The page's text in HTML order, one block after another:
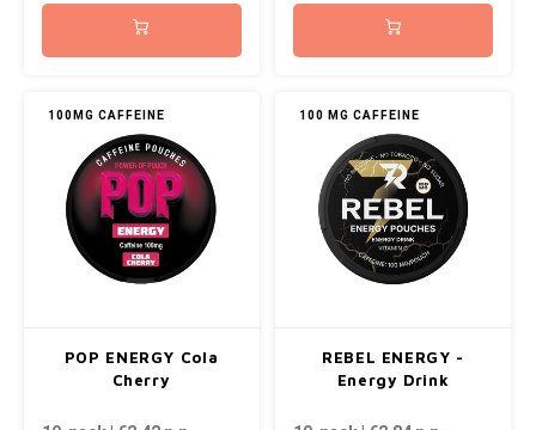
100MG CAFFEINE
POP ENERGY Cola
Cherry
100 MG CAFFEINE
REBEL ENERGY -
Energy Drink